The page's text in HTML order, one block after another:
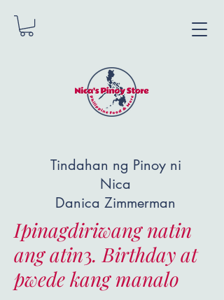
Tindahan ng Pinoy ni
Nica
Danica Zimmerman
Ipinagdiriwang natin
ang atin3. Birthday at
pwede kang manalo